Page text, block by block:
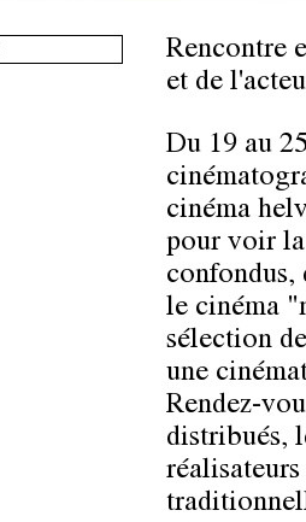
Rencontre
et de
Du 19 au
cinéma
pour voir
confondus,
le cinéma
sélection
une
Rendez-
distribués,